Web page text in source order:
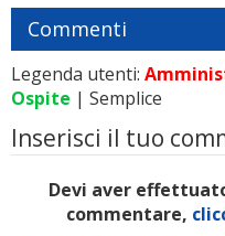
Commenti
Legenda utenti:
Ospite | Semplice
Inserisci il tuo
Devi aver
commentare,